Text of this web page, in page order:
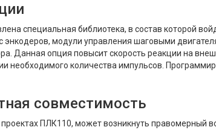
специальная библиотека, в состав которой
энкодеров, модули управления шаговыми
Данная опция повысит скорость реакции на
необходимого количества импульсов.
совместимость
ПЛК110, может возникнуть правомерный